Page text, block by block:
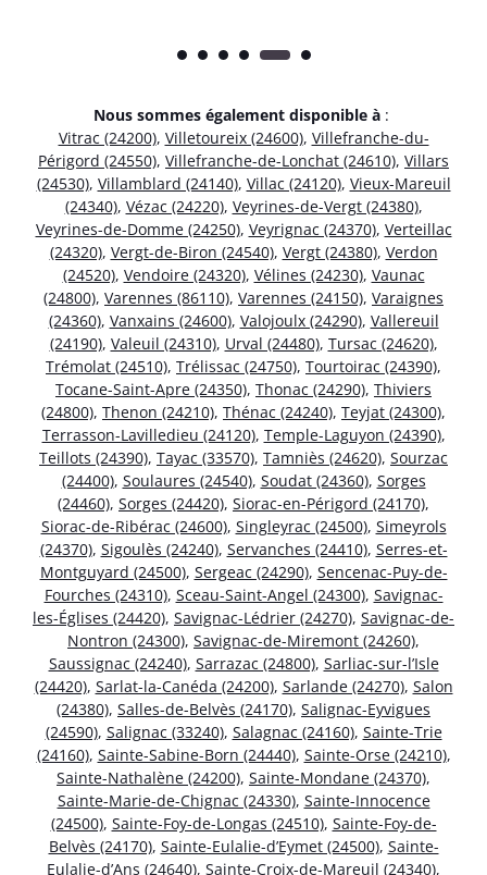
Nous sommes également disponible à :
Vitrac (24200), Villetoureix (24600), Villefranche-du-
Périgord (24550), Villefranche-de-Lonchat (24610), Villars
(24530), Villamblard (24140), Villac (24120), Vieux-Mareuil
(24340), Vézac (24220), Veyrines-de-Vergt (24380),
Veyrines-de-Domme (24250), Veyrignac (24370), Verteillac
(24320), Vergt-de-Biron (24540), Vergt (24380), Verdon
(24520), Vendoire (24320), Vélines (24230), Vaunac
(24800), Varennes (86110), Varennes (24150), Varaignes
(24360), Vanxains (24600), Valojoulx (24290), Vallereuil
(24190), Valeuil (24310), Urval (24480), Tursac (24620),
Trémolat (24510), Trélissac (24750), Tourtoirac (24390),
Tocane-Saint-Apre (24350), Thonac (24290), Thiviers
(24800), Thenon (24210), Thénac (24240), Teyjat (24300),
Terrasson-Lavilledieu (24120), Temple-Laguyon (24390),
Teillots (24390), Tayac (33570), Tamniès (24620), Sourzac
(24400), Soulaures (24540), Soudat (24360), Sorges
(24460), Sorges (24420), Siorac-en-Périgord (24170),
Siorac-de-Ribérac (24600), Singleyrac (24500), Simeyrols
(24370), Sigoulès (24240), Servanches (24410), Serres-et-
Montguyard (24500), Sergeac (24290), Sencenac-Puy-de-
Fourches (24310), Sceau-Saint-Angel (24300), Savignac-
les-Églises (24420), Savignac-Lédrier (24270), Savignac-de-
Nontron (24300), Savignac-de-Miremont (24260),
Saussignac (24240), Sarrazac (24800), Sarliac-sur-l’Isle
(24420), Sarlat-la-Canéda (24200), Sarlande (24270), Salon
(24380), Salles-de-Belvès (24170), Salignac-Eyvigues
(24590), Salignac (33240), Salagnac (24160), Sainte-Trie
(24160), Sainte-Sabine-Born (24440), Sainte-Orse (24210),
Sainte-Nathalène (24200), Sainte-Mondane (24370),
Sainte-Marie-de-Chignac (24330), Sainte-Innocence
(24500), Sainte-Foy-de-Longas (24510), Sainte-Foy-de-
Belvès (24170), Sainte-Eulalie-d’Eymet (24500), Sainte-
Eulalie-d’Ans (24640), Sainte-Croix-de-Mareuil (24340),